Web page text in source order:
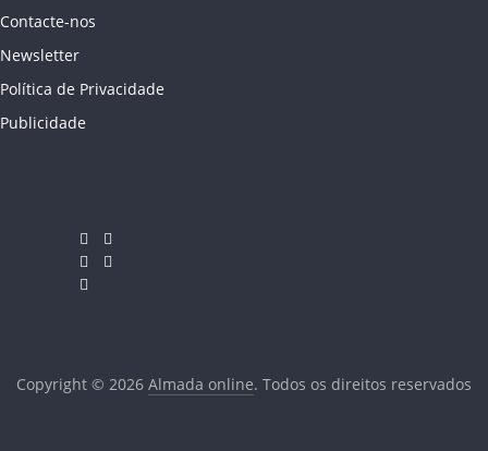
Contacte-nos
Newsletter
Política de Privacidade
Publicidade
Copyright © 2026 Almada online. Todos os direitos reservados